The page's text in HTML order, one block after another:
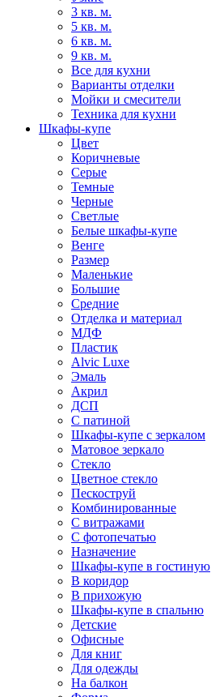
3 кв. м.
5 кв. м.
6 кв. м.
9 кв. м.
Все для кухни
Варианты отделки
Мойки и смесители
Техника для кухни
Шкафы-купе
Цвет
Коричневые
Серые
Темные
Черные
Светлые
Белые шкафы-купе
Венге
Размер
Маленькие
Большие
Средние
Отделка и материал
МДФ
Пластик
Alvic Luxe
Эмаль
Акрил
ДСП
С патиной
Шкафы-купе с зеркалом
Матовое зеркало
Стекло
Цветное стекло
Пескоструй
Комбинированные
С витражами
С фотопечатью
Назначение
Шкафы-купе в гостиную
В коридор
В прихожую
Шкафы-купе в спальню
Детские
Офисные
Для книг
Для одежды
На балкон